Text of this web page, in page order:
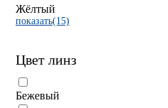
Жёлтый
показать(15)
Цвет линз
Бежевый